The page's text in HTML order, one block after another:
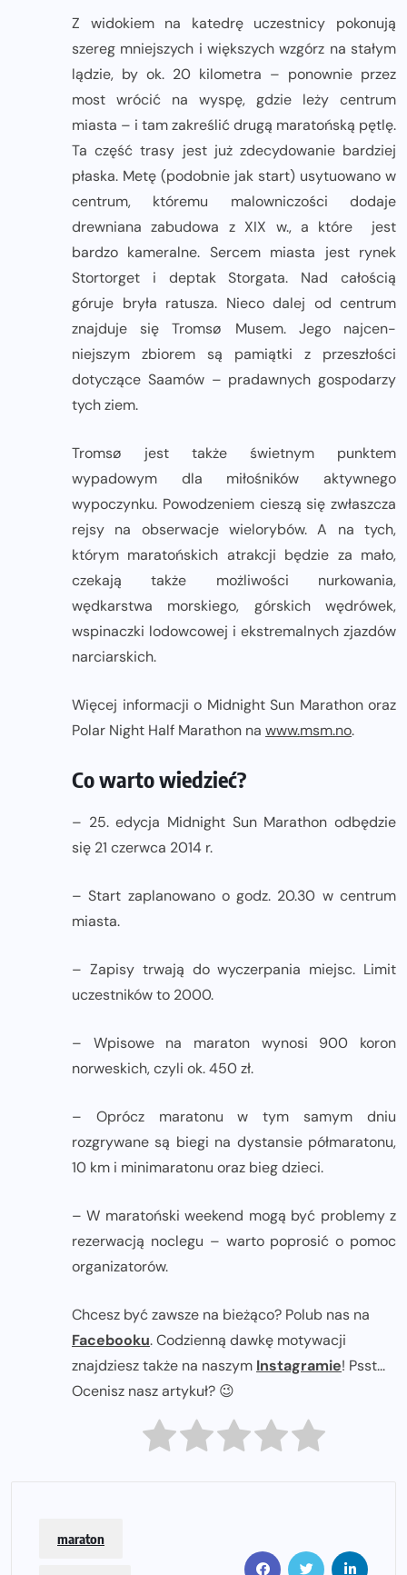
Z widokiem na katedrę uczestnicy pokonują
szereg mniejszych i większych wzgórz na stałym
lądzie, by ok. 20 kilometra – ponownie przez
most wrócić na wyspę, gdzie leży centrum
miasta – i tam zakreślić drugą maratońską pętlę.
Ta część trasy jest już zdecydowanie bardziej
płaska. Metę (podobnie jak start) usytuowano w
centrum, któremu malowniczości dodaje
drewniana zabudowa z XIX w., a które jest
bardzo kameralne. Sercem miasta jest rynek
Stortorget i deptak Storgata. Nad całością
góruje bryła ratusza. Nieco dalej od centrum
znajduje się Tromsø Musem. Jego najcen­
niejszym zbiorem są pamiątki z przeszłości
dotyczące Saamów – pradawnych gospodarzy
tych ziem.
Tromsø jest także świetnym punktem
wypadowym dla miłośników aktywnego
wypoczynku. Powodzeniem cieszą się zwłaszcza
rejsy na obserwacje wielorybów. A na tych,
którym maratońskich atrakcji będzie za mało,
czekają także możliwości nurkowania,
wędkarstwa morskiego, górskich wędrówek,
wspinaczki lodowcowej i ekstremalnych zjazdów
narciarskich.
Więcej informacji o Midnight Sun Marathon oraz
Polar Night Half Marathon na www.msm.no.
Co warto wiedzieć?
– 25. edycja Midnight Sun Marathon odbędzie
się 21 czerwca 2014 r.
– Start zaplanowano o godz. 20.30 w centrum
miasta.
– Zapisy trwają do wyczerpania miejsc. Limit
uczestników to 2000.
– Wpisowe na maraton wynosi 900 koron
norweskich, czyli ok. 450 zł.
– Oprócz maratonu w tym samym dniu
rozgrywane są biegi na dystansie półmaratonu,
10 km i minimaratonu oraz bieg dzieci.
– W maratoński weekend mogą być problemy z
rezerwacją noclegu – warto poprosić o pomoc
organizatorów.
Chcesz być zawsze na bieżąco? Polub nas na
Facebooku. Codzienną dawkę motywacji
znajdziesz także na naszym Instagramie! Psst...
Ocenisz nasz artykuł? 😉
maraton